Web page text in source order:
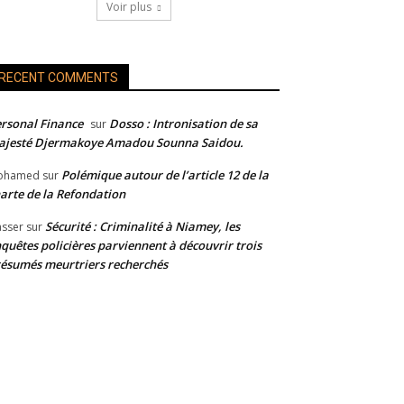
Voir plus
RECENT COMMENTS
Finance sur Dosso : Intronisation de sa
Djermakoye Amadou Sounna Saidou.
sur Polémique autour de l’article 12 de la
de la Refondation
surSécurité : Criminalité à Niamey, les
policières parviennent à découvrir trois
meurtriers recherchés